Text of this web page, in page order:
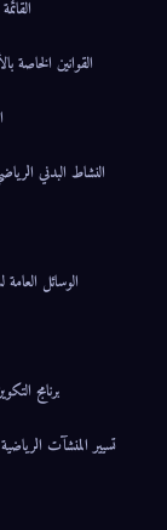
القوانين الخاصة
النشاط البدني
الوسائل العامة
برنامج
تسيير المنشآت الرياضية